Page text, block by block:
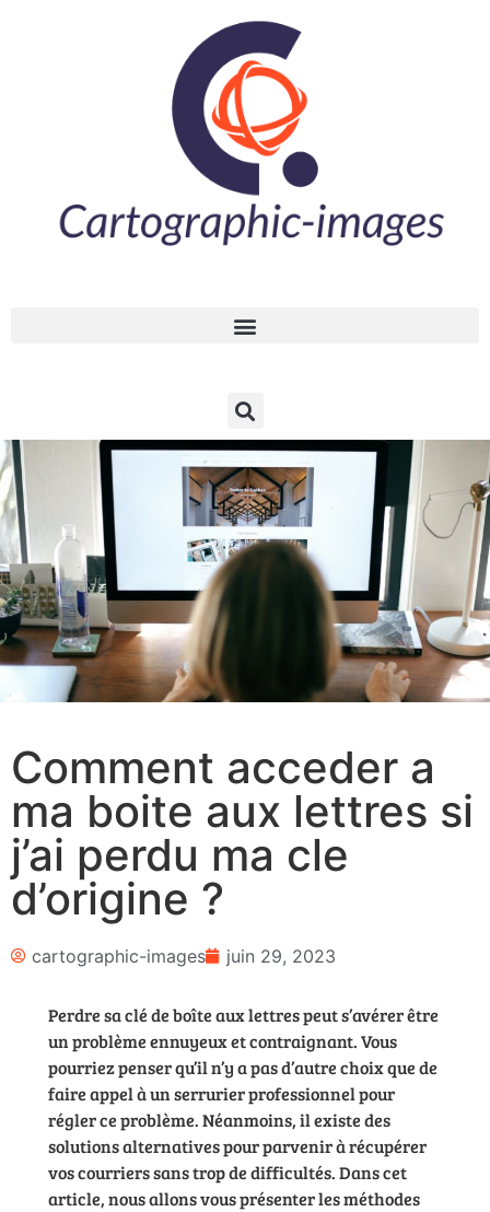
Comment acceder a
ma boite aux lettres si
j’ai perdu ma cle
d’origine ?
cartographic-images juin 29, 2023
Perdre sa clé de boîte aux lettres peut s’avérer être
un problème ennuyeux et contraignant. Vous
pourriez penser qu’il n’y a pas d’autre choix que de
faire appel à un serrurier professionnel pour
régler ce problème. Néanmoins, il existe des
solutions alternatives pour parvenir à récupérer
vos courriers sans trop de difficultés. Dans cet
article, nous allons vous présenter les méthodes